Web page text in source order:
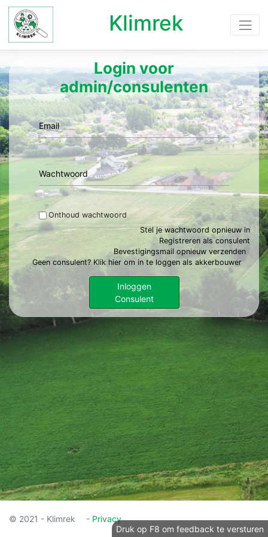
Klimrek
Login voor
admin/consulenten
Email
Wachtwoord
Onthoud wachtwoord
Stel je wachtwoord opnieuw in
Registreren als consulent
Bevestigingsmail opnieuw verzenden
Geen consulent? Klik hier om in te loggen als akkerbouwer
Inloggen
Consulent
© 2021 - Klimrek - Privacy